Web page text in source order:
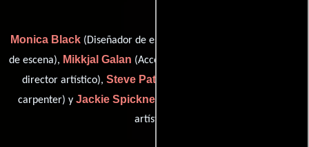
Monica Black (Diseñador de escena),
de escena), Mikkjal Galan (Accesorios),
director artístico), Steve Patterson
carpenter) y Jackie Spicknell
artístico)